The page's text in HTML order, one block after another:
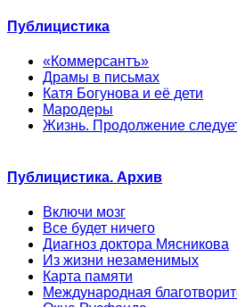
Публицистика
«Коммерсантъ»
Драмы в письмах
Катя Богунова и её дети
Мародеры
Жизнь. Продолжение
Публицистика. Архив
Включи мозг
Все будет ничего
Диагноз доктора Мясникова
Из жизни незаменимых
Карта памяти
Международная